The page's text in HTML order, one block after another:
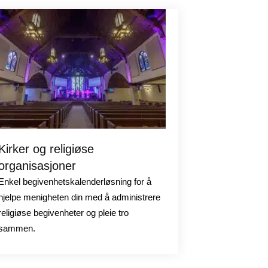
og religiøse
begivenhetskalenderløsning for å
menigheten din med å administrere
begivenheter og pleie tro